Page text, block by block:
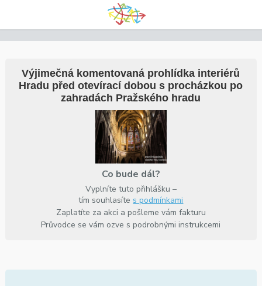
Výjimečná komentovaná prohlídka interiérů
Hradu před otevírací dobou s procházkou po
zahradách Pražského hradu
Co bude dál?
Vyplníte tuto přihlášku –
tím souhlasíte s podmínkami
Zaplatíte za akci a pošleme vám fakturu
Průvodce se vám ozve s podrobnými instrukcemi